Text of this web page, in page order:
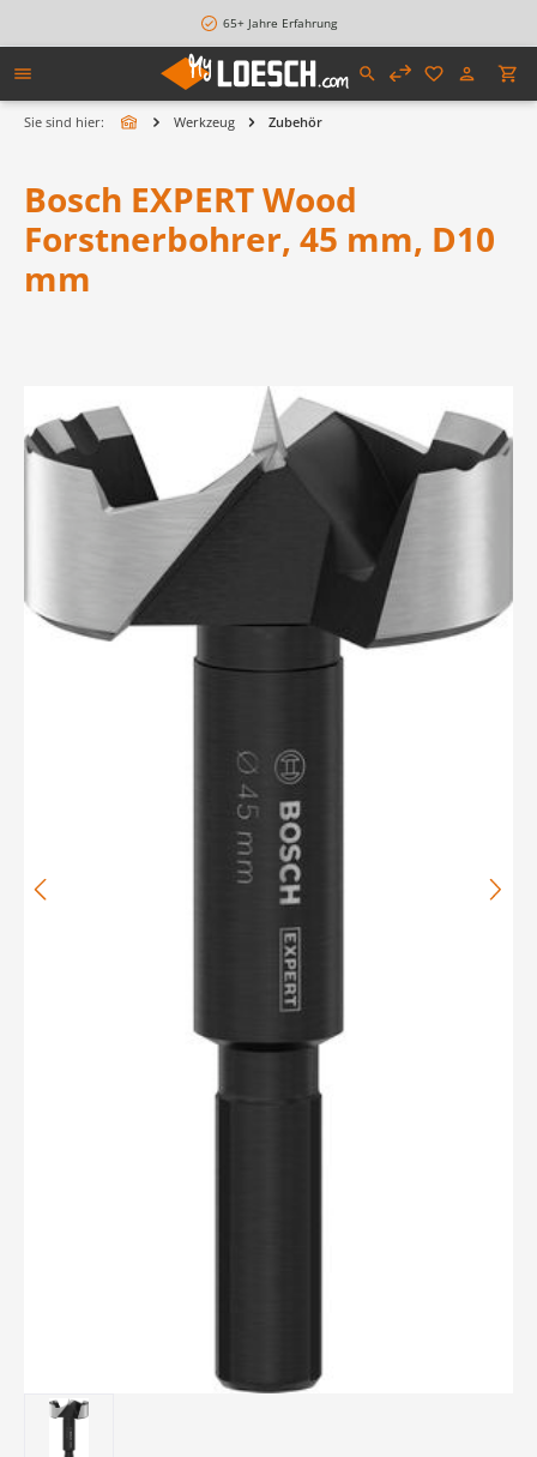
65+ Jahre Erfahrung
Sie sind hier: Werkzeug Zubehör
Bosch EXPERT Wood
Forstnerbohrer, 45 mm, D10
mm
Bildergalerie überspringen